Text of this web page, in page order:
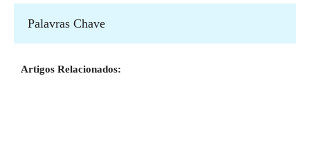
Palavras Chave
Artigos Relacionados: